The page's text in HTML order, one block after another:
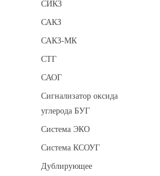
СИКЗ
САКЗ
САКЗ-МК
СТГ
САОГ
Сигнализатор оксида
углерода БУГ
Система ЭКО
Система КСОУГ
Дублирующее